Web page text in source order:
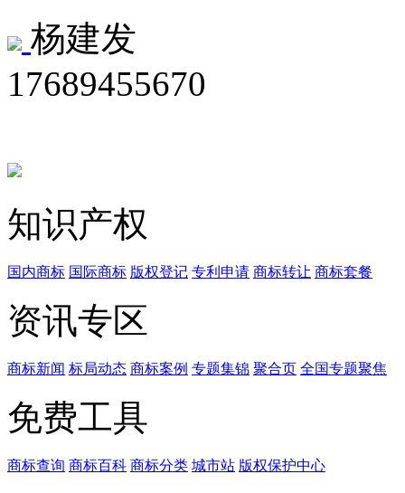
杨建发
17689455670
知识产权
国内商标 国际商标 版权登记 专利申请 商标转让 商标套餐
资讯专区
商标新闻 标局动态 商标案例 专题集锦 聚合页 全国专题聚焦
免费工具
商标查询 商标百科 商标分类 城市站 版权保护中心